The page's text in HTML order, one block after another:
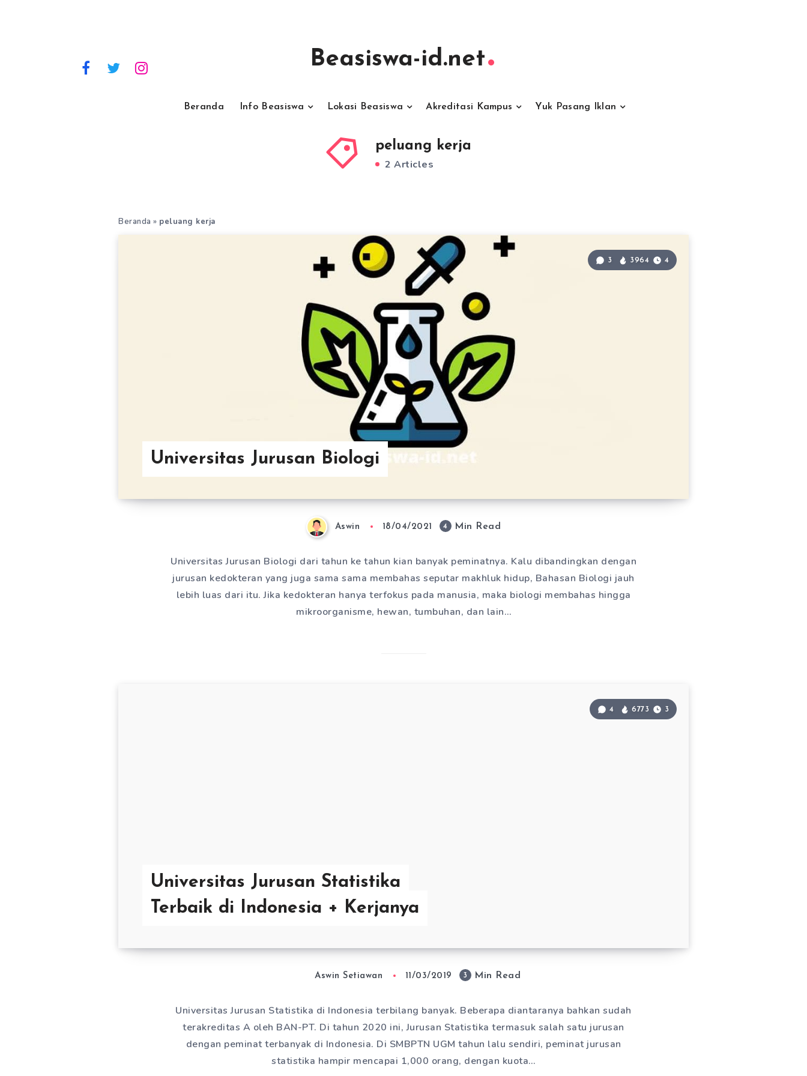
Beasiswa-id.net
Beranda Info Beasiswa Lokasi Beasiswa Akreditasi Kampus Yuk Pasang Iklan
peluang kerja
2 Articles
Beranda » peluang kerja
Universitas Jurusan Biologi
3 3964 4
Aswin 18/04/2021 4 Min Read
Universitas Jurusan Biologi dari tahun ke tahun kian banyak peminatnya. Kalu dibandingkan dengan
jurusan kedokteran yang juga sama sama membahas seputar makhluk hidup, Bahasan Biologi jauh
lebih luas dari itu. Jika kedokteran hanya terfokus pada manusia, maka biologi membahas hingga
mikroorganisme, hewan, tumbuhan, dan lain…
Universitas Jurusan Statistika
Terbaik di Indonesia + Kerjanya
4 6773 3
Aswin Setiawan 11/03/2019 3 Min Read
Universitas Jurusan Statistika di Indonesia terbilang banyak. Beberapa diantaranya bahkan sudah
terakreditas A oleh BAN-PT. Di tahun 2020 ini, Jurusan Statistika termasuk salah satu jurusan
dengan peminat terbanyak di Indonesia. Di SMBPTN UGM tahun lalu sendiri, peminat jurusan
statistika hampir mencapai 1,000 orang, dengan kuota…